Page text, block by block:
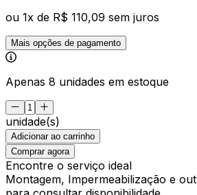
ou 1x de R$ 110,09 sem juros
Mais opções de pagamento
Apenas 8 unidades em estoque
unidade(s)
Adicionar ao carrinho
Comprar agora
Encontre o serviço ideal
Montagem, Impermeabilização e